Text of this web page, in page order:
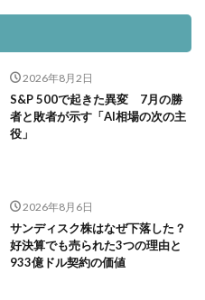
2026年8月2日
S&P 500で起きた異変 7月の勝
者と敗者が示す「AI相場の次の主
役」
2026年8月6日
サンディスク株はなぜ下落した？
好決算でも売られた3つの理由と
933億ドル契約の価値